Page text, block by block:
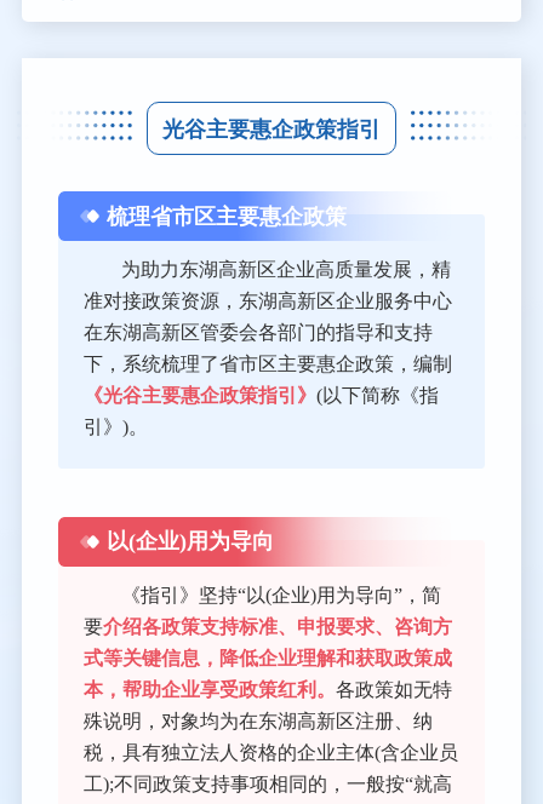
光谷主要惠企政策指引
梳理省市区主要惠企政策
为助力东湖高新区企业高质量发展，精
准对接政策资源，东湖高新区企业服务中心
在东湖高新区管委会各部门的指导和支持
下，系统梳理了省市区主要惠企政策，编制
《光谷主要惠企政策指引》 (以下简称《指
引》)。
以(企业)用为导向
《指引》坚持“以(企业)用为导向”，简
要介绍各政策支持标准、申报要求、咨询方
式等关键信息，降低企业理解和获取政策成
本，帮助企业享受政策红利。 各政策如无特
殊说明，对象均为在东湖高新区注册、纳
税，具有独立法人资格的企业主体(含企业员
工);不同政策支持事项相同的，一般按“就高